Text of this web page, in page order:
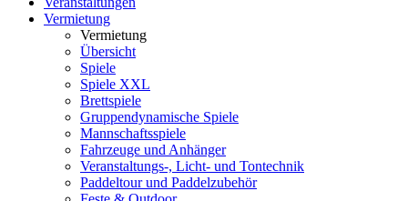
Vermietung
Vermietung
Übersicht
Spiele
Spiele XXL
Brettspiele
Gruppendynamische Spiele
Mannschaftsspiele
Fahrzeuge und Anhänger
Veranstaltungs-, Licht- und Tontechnik
Paddeltour und Paddelzubehör